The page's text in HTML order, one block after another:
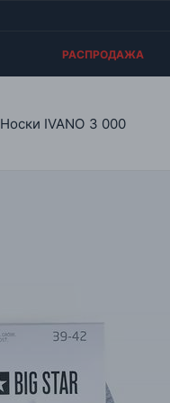
РАСПРОДАЖА
Носки IVANO 3 000